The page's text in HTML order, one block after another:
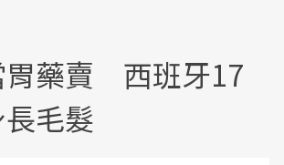
胃藥賣 西班牙17
毛髮